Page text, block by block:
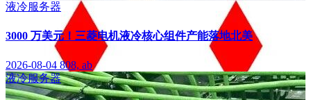
液冷服务器
3000 万美元！三菱电机液冷核心组件产能落地北美
2026-08-04 808, ab
液冷服务器